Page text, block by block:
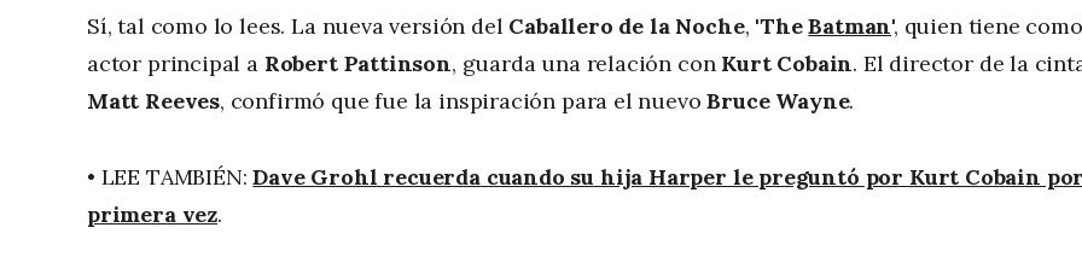
Sí, tal como lo lees. La nueva versión del Caballero de la Noche, 'TheBatman', quien tiene como
actor principal a Robert Pattinson, guarda una relación con Kurt Cobain. El director de la
Matt Reeves, confirmó que fue la inspiración para el nuevoBruce Wayne.
• LEE TAMBIÉN:Dave Grohl recuerda cuando su hija Harper le preguntó por Kurt Cobain por
primera vez.